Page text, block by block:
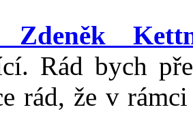
Zdeněk
Rád bych
rád, že v